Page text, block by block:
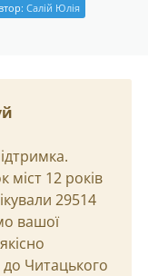
Салій Юлія
12 років
29514
вашої
Читацького